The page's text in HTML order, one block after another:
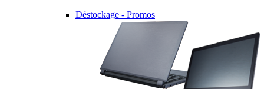
Déstockage - Promos